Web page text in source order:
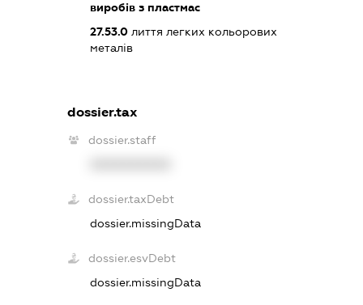
виробів з пластмас
27.53.0 лиття легких кольорових
металів
dossier.tax
dossier.staff
dossier.taxDebt
dossier.missingData
dossier.esvDebt
dossier.missingData